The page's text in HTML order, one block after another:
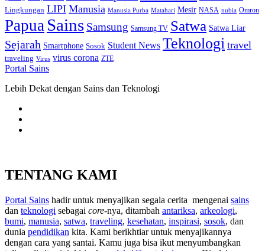
Lingkungan LIPI Manusia Manusia Purba Matahari Mesir NASA nubia Omron
Papua Sains Samsung Samsung TV Satwa Satwa Liar
Sejarah Smartphone Sosok Student News Teknologi travel
traveling Virus virus corona ZTE
Portal Sains
Lebih Dekat dengan Sains dan Teknologi
TENTANG KAMI
Portal Sains hadir untuk menyajikan segala cerita mengenai sains
dan teknologi sebagai core-nya, ditambah antariksa, arkeologi,
bumi, manusia, satwa, traveling, kesehatan, inspirasi, sosok, dan
dunia pendidikan kita. Kami berikhtiar untuk menyajikannya
dengan cara yang santai. Kamu juga bisa ikut menyumbangkan